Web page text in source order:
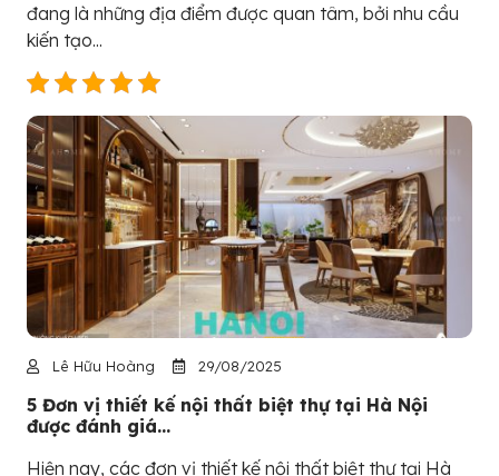
đang là những địa điểm được quan tâm, bởi nhu cầu
kiến tạo...
Lê Hữu Hoàng 29/08/2025
5 Đơn vị thiết kế nội thất biệt thự tại Hà Nội
được đánh giá...
Hiện nay, các đơn vị thiết kế nội thất biệt thự tại Hà